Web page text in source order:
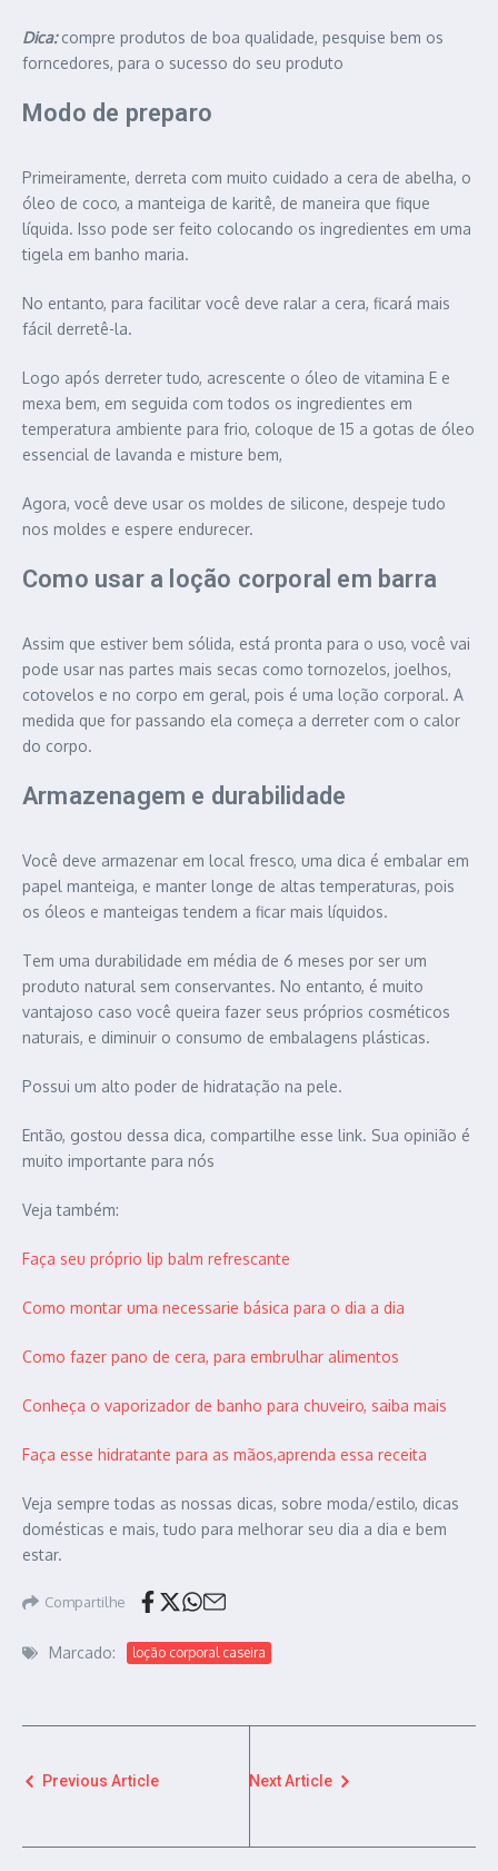
Dica:compre produtos de boa qualidade, pesquise bem os
forncedores, para o sucesso do seu produto
Modo de preparo
Primeiramente, derreta com muito cuidado a cera de abelha, o
óleo de coco, a manteiga de karitê, de maneira que fique
líquida. Isso pode ser feito colocando os ingredientes em uma
tigela em banho maria.
No entanto, para facilitar você deve ralar a cera, ficará mais
fácil derretê-la.
Logo após derreter tudo, acrescente o óleo de vitamina E e
mexa bem, em seguida com todos os ingredientes em
temperatura ambiente para frio, coloque de 15 a gotas de óleo
essencial de lavanda e misture bem,
Agora, você deve usar os moldes de silicone, despeje tudo
nos moldes e espere endurecer.
Como usar a loção corporal em barra
Assim que estiver bem sólida, está pronta para o uso, você vai
pode usar nas partes mais secas como tornozelos, joelhos,
cotovelos e no corpo em geral, pois é uma loção corporal. A
medida que for passando ela começa a derreter com o calor
do corpo.
Armazenagem e durabilidade
Você deve armazenar em local fresco, uma dica é embalar em
papel manteiga, e manter longe de altas temperaturas, pois
os óleos e manteigas tendem a ficar mais líquidos.
Tem uma durabilidade em média de 6 meses por ser um
produto natural sem conservantes. No entanto, é muito
vantajoso caso você queira fazer seus próprios cosméticos
naturais, e diminuir o consumo de embalagens plásticas.
Possui um alto poder de hidratação na pele.
Então, gostou dessa dica, compartilhe esse link. Sua opinião é
muito importante para nós
Veja também:
Faça seu próprio lip balm refrescante
Como montar uma necessarie básica para o dia a dia
Como fazer pano de cera, para embrulhar alimentos
Conheça o vaporizador de banho para chuveiro, saiba mais
Faça esse hidratante para as mãos,aprenda essa receita
Veja sempre todas as nossas dicas, sobre moda/estilo, dicas
domésticas e mais, tudo para melhorar seu dia a dia e bem
estar.
Compartilhe
Marcado: loção corporal caseira
Previous Article Next Article